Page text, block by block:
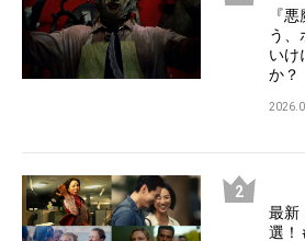
『
う、
いけ
か？
最新
選！